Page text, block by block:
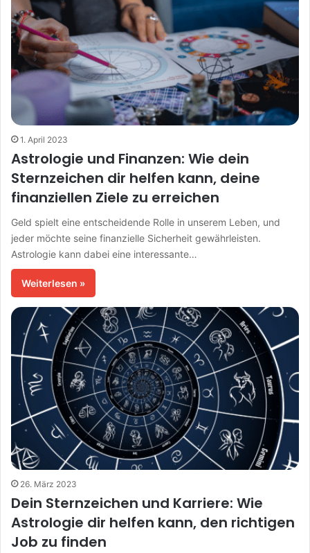
1. April 2023
Astrologie und Finanzen: Wie dein
Sternzeichen dir helfen kann, deine
finanziellen Ziele zu erreichen
Geld spielt eine entscheidende Rolle in unserem Leben, und
jeder möchte seine finanzielle Sicherheit gewährleisten.
Astrologie kann dabei eine interessante…
Weiterlesen »
26. März 2023
Dein Sternzeichen und Karriere: Wie
Astrologie dir helfen kann, den richtigen
Job zu finden